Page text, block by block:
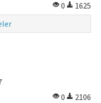
0
1625
0
2106